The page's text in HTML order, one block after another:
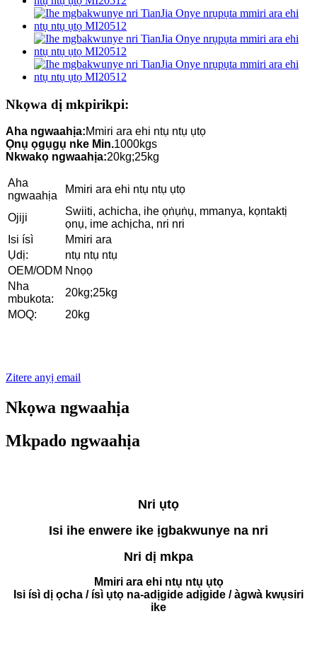
Nkọwa dị mkpirikpi:
Aha ngwaahịa:Mmiri ara ehi ntụ ntụ ụtọ
Ọnụ ọgụgụ nke Min.1000kgs
Nkwakọ ngwaahịa:20kg;25kg
Aha
ngwaahịa
Mmiri ara ehi ntụ ntụ ụtọ
Ojiji
Swiiti, achicha, ihe ọṅụṅụ, mmanya, kọntaktị
ọnụ, ime achịcha, nri nri
Isi ísì
Mmiri ara
Ụdị:
ntụ ntụ ntụ
OEM/ODM Nnọọ
Nha
mbukota:
20kg;25kg
MOQ:
20kg
Zitere anyị email
Nkọwa ngwaahịa
Mkpado ngwaahịa
Nri ụtọ
Isi ihe enwere ike ịgbakwunye na nri
Nri dị mkpa
Mmiri ara ehi ntụ ntụ ụtọ
Isi ísì dị ọcha / ísì ụtọ na-adịgide adịgide / àgwà kwụsiri
ike